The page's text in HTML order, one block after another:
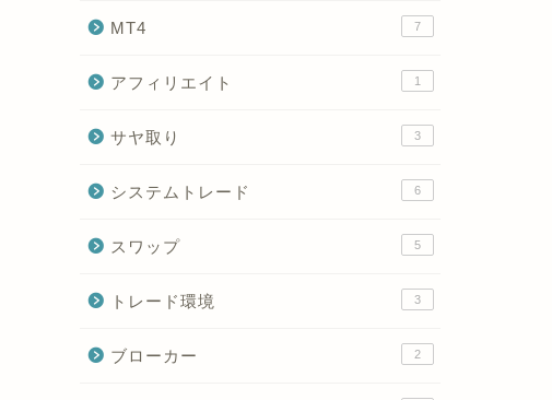
MT4 7
アフィリエイト 1
サヤ取り 3
システムトレード 6
スワップ 5
トレード環境 3
ブローカー 2